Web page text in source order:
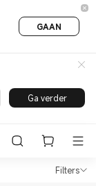
GAAN
Ga verder
Filters
in